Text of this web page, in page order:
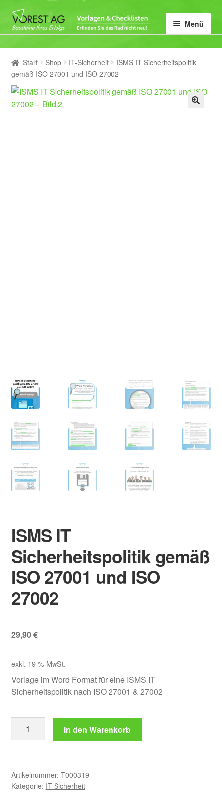
Zur
Navigation
Zum
Inhalt
Menü
Home
Vorlagen-Kategorie
Mein Konto
Start Shop IT-Sicherheit
ISMS IT Sicherheitspolitik
gemäß ISO 27001 und ISO 27002
ISMS IT
Sicherheitspolitik gemäß
ISO 27001 und ISO
27002
29,90€
exkl. 19 % MwSt.
Vorlage im Word Format für eine ISMS IT
Sicherheitspolitik nach ISO 27001 & 27002
ISO
27001
In den Warenkorb
Artikelnummer: T000319
Kategorie: IT-Sicherheit